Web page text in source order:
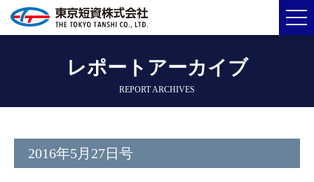
レポートアーカイブ
REPORT ARCHIVES
2016年5月27日号